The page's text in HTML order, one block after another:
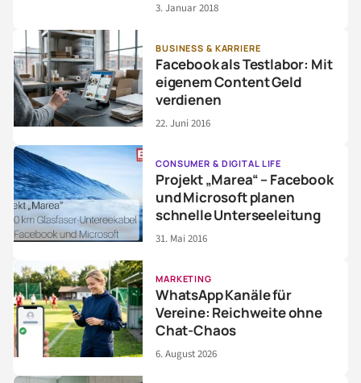
3. Januar 2018
BUSINESS & KARRIERE
Facebook als Testlabor: Mit
eigenem Content Geld
verdienen
22. Juni 2016
CONSUMER & DIGITAL LIFE
Projekt „Marea“ – Facebook
und Microsoft planen
schnelle Unterseeleitung
31. Mai 2016
MARKETING
WhatsApp Kanäle für
Vereine: Reichweite ohne
Chat-Chaos
6. August 2026